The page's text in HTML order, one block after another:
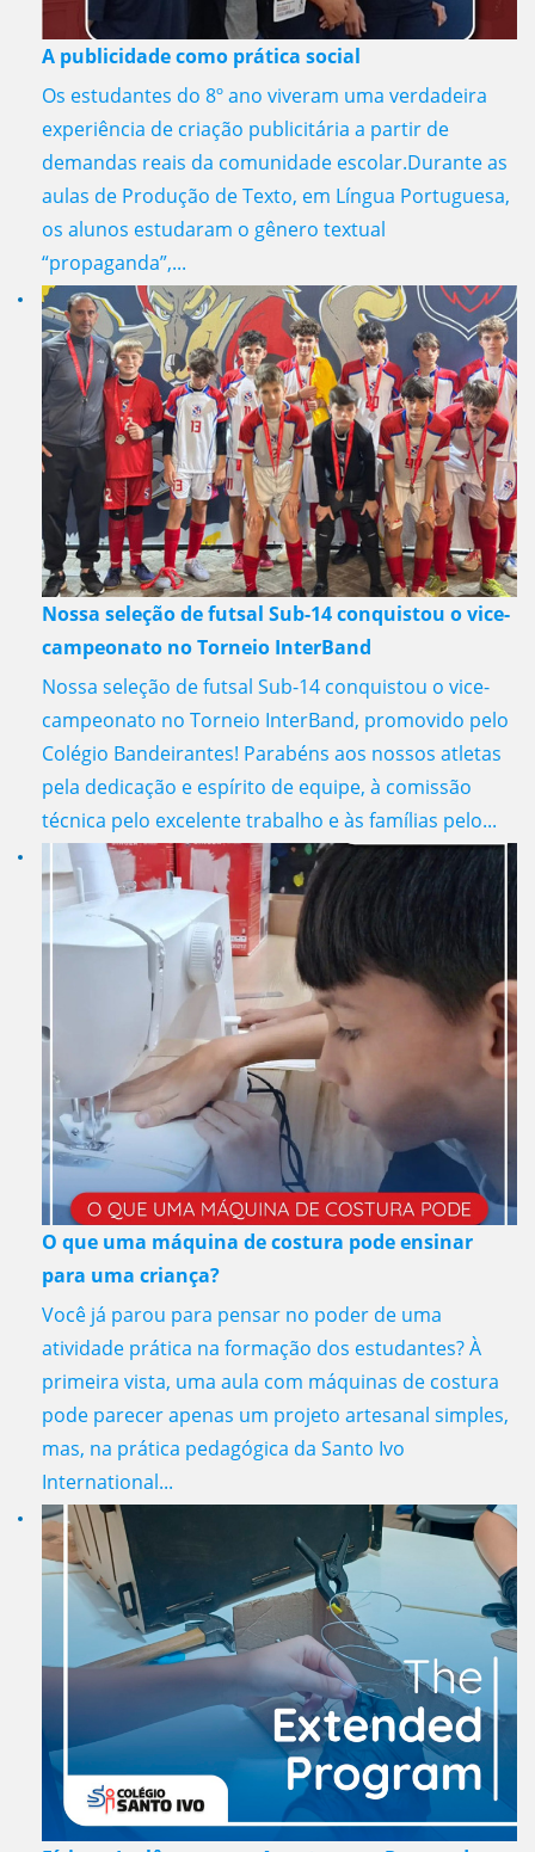
A publicidade como prática social
Os estudantes do 8º ano viveram uma verdadeira
experiência de criação publicitária a partir de
demandas reais da comunidade escolar.Durante as
aulas de Produção de Texto, em Língua Portuguesa,
os alunos estudaram o gênero textual
“propaganda”,...
Nossa seleção de futsal Sub-14 conquistou o vice-
campeonato no Torneio InterBand
Nossa seleção de futsal Sub-14 conquistou o vice-
campeonato no Torneio InterBand, promovido pelo
Colégio Bandeirantes! Parabéns aos nossos atletas
pela dedicação e espírito de equipe, à comissão
técnica pelo excelente trabalho e às famílias pelo...
O que uma máquina de costura pode ensinar
para uma criança?
Você já parou para pensar no poder de uma
atividade prática na formação dos estudantes? À
primeira vista, uma aula com máquinas de costura
pode parecer apenas um projeto artesanal simples,
mas, na prática pedagógica da Santo Ivo
International...